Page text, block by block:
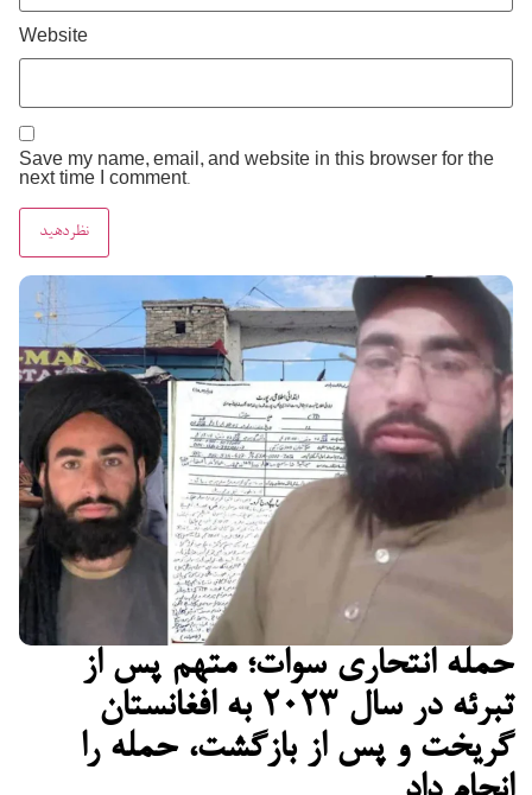
حمله انتحاری سوات؛ متهم پس از
تبرئه در سال ۲۰۲۳ به افغانستان
گریخت و پس از بازگشت، حمله را
Website
Save my name, email, and website in this browser for the
next time I comment.